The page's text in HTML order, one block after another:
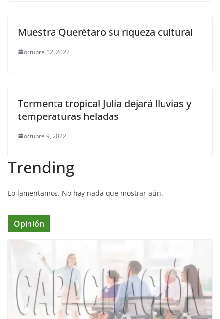
Muestra Querétaro su riqueza cultural
octubre 12, 2022
Tormenta tropical Julia dejará lluvias y
temperaturas heladas
octubre 9, 2022
Trending
Lo lamentamos. No hay nada que mostrar aún.
Opinión